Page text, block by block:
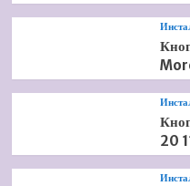
20